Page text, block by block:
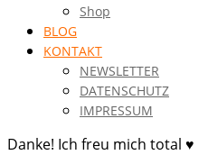
Shop
BLOG
KONTAKT
NEWSLETTER
DATENSCHUTZ
IMPRESSUM
Danke! Ich freu mich total ♥